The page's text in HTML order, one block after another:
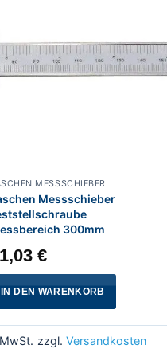
MESSSCHIEBER
Messschieber
300mm
€
IN DEN WARENKORB
zzgl. Versandkosten